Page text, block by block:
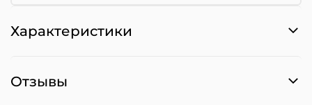
Характеристики
Отзывы